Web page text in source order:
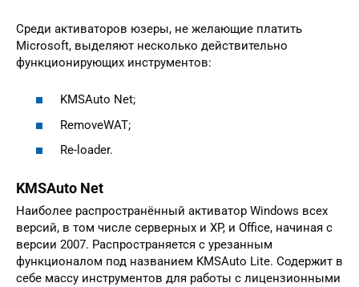
Среди активаторов юзеры, не желающие платить
Microsoft, выделяют несколько действительно
функционирующих инструментов:
KMSAuto Net;
RemoveWAT;
Re-loader.
KMSAuto Net
Наиболее распространённый активатор Windows всех
версий, в том числе серверных и XP, и Office, начиная с
версии 2007. Распространяется с урезанным
функционалом под названием KMSAuto Lite. Содержит в
себе массу инструментов для работы с лицензионными